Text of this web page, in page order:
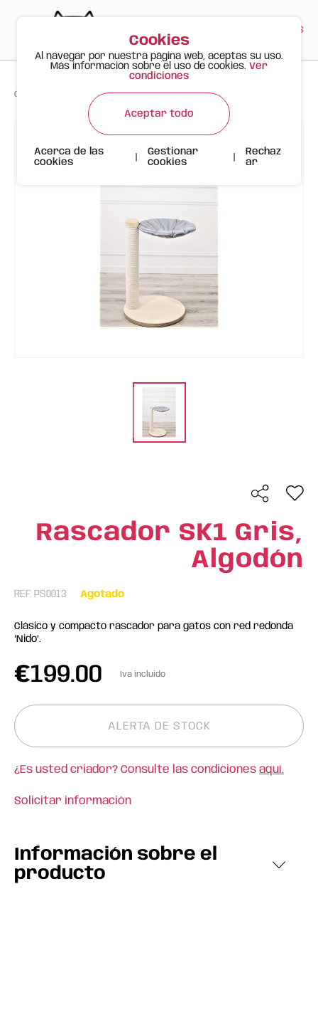
ES
Gato Feliz Productos > > Rascador SK1 Gris, Algodón
Rascador SK1 Gris,
Algodón
REF: PS0013 Agotado
Clásico y compacto rascador para gatos con red redonda
"Nido".
€199.00 Iva incluido
ALERTA DE STOCK
¿Es usted criador? Consulte las condiciones aquí.
Solicitar información
Información sobre el
producto
Cookies
Al navegar por nuestra página web, aceptas su uso.
Más información sobre el uso de cookies. Ver
condiciones
Aceptar todo
Acerca de las
cookies
Gestionar
cookies
Rechaz
ar